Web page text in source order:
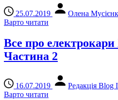
25.07.2019
Олена
Варто читати
Все про електрокари
Частина 2
16.07.2019
Редакція Blog
Варто читати